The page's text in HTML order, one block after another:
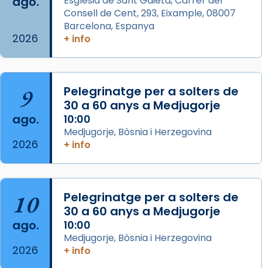
Aquest dilluns, 27 de juliol, ha tingut lloc la
missa d’acció de gràcies en agraïment al
comitè organitzador de la visita apostòlica
L’arquebisbe de Barcelona, el cardenal Joan
Josep Omella, ha presidit la missa i l’ha
concelebrat el bisbe auxiliar de Barcelona,
Mons. David Abadías.
📸 Dr. G. Simón
Foto
Arquebisbat de Barcelona
2 weeks ago
Memòria de les santes Juliana i
2026
Consell de Cent, 293, Eixample, 08007
Barcelona, Espanya
+ info
9
ago.
2026
Pelegrinatge per a solters de
30 a 60 anys a Medjugorje
10:00
Medjugorje, Bòsnia i Herzegovina
+ info
10
ago.
2026
Pelegrinatge per a solters de
30 a 60 anys a Medjugorje
10:00
Medjugorje, Bòsnia i Herzegovina
+ info